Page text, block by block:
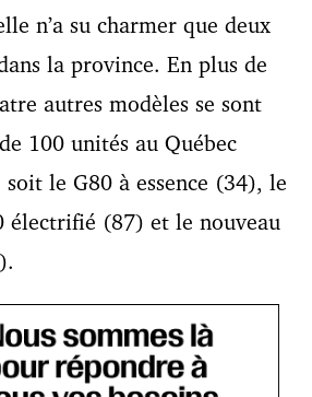
n’a su charmer que deux
la province. En plus de
autres modèles se sont
100 unités au Québec
soit le G80 à essence (34), le
électrifié (87) et le nouveau